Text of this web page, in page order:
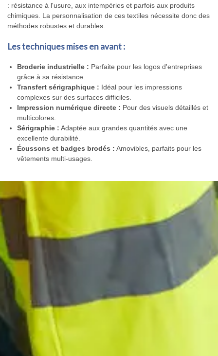
: résistance à l'usure, aux intempéries et parfois aux produits
chimiques. La personnalisation de ces textiles nécessite donc des
méthodes robustes et durables.
Les techniques mises en avant :
Broderie industrielle : Parfaite pour les logos d'entreprises
grâce à sa résistance.
Transfert sérigraphique : Idéal pour les impressions
complexes sur des surfaces difficiles.
Impression numérique directe : Pour des visuels détaillés et
multicolores.
Sérigraphie : Adaptée aux grandes quantités avec une
excellente durabilité.
Écussons et badges brodés : Amovibles, parfaits pour les
vêtements multi-usages.